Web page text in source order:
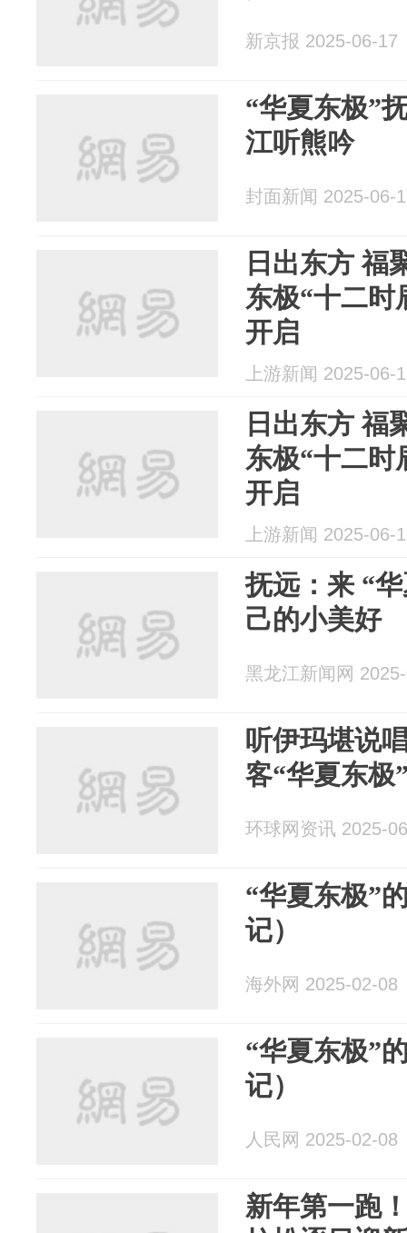
新京报 2025-06-17
“华夏东极”
江听熊吟
封面新闻 2025-06-
日出东方 福
东极“十二时
开启
上游新闻 2025-06-
日出东方 福
东极“十二时
开启
上游新闻 2025-06-
抚远：来 “
己的小美好
黑龙江新闻网
听伊玛堪说
客“华夏东极
环球网资讯 2025-
“华夏东极”
记）
海外网 2025-02-08
“华夏东极”
记）
人民网 2025-02-08
新年第一跑